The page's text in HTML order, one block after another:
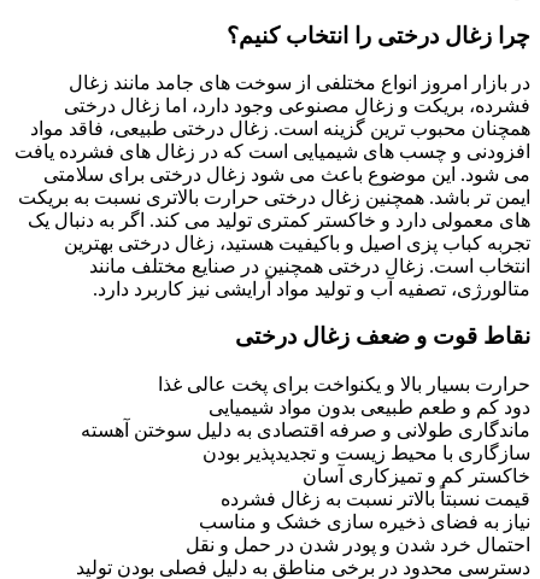
چرا زغال درختی را انتخاب کنیم؟
در بازار امروز انواع مختلفی از سوخت های جامد مانند زغال
فشرده، بریکت و زغال مصنوعی وجود دارد، اما زغال درختی
همچنان محبوب ترین گزینه است. زغال درختی طبیعی، فاقد مواد
افزودنی و چسب های شیمیایی است که در زغال های فشرده یافت
می شود. این موضوع باعث می شود زغال درختی برای سلامتی
ایمن تر باشد. همچنین زغال درختی حرارت بالاتری نسبت به بریکت
های معمولی دارد و خاکستر کمتری تولید می کند. اگر به دنبال یک
تجربه کباب پزی اصیل و باکیفیت هستید، زغال درختی بهترین
انتخاب است. زغال درختی همچنین در صنایع مختلف مانند
متالورژی، تصفیه آب و تولید مواد آرایشی نیز کاربرد دارد.
نقاط قوت و ضعف زغال درختی
حرارت بسیار بالا و یکنواخت برای پخت عالی غذا
دود کم و طعم طبیعی بدون مواد شیمیایی
ماندگاری طولانی و صرفه اقتصادی به دلیل سوختن آهسته
سازگاری با محیط زیست و تجدیدپذیر بودن
خاکستر کم و تمیزکاری آسان
قیمت نسبتاً بالاتر نسبت به زغال فشرده
نیاز به فضای ذخیره سازی خشک و مناسب
احتمال خرد شدن و پودر شدن در حمل و نقل
دسترسی محدود در برخی مناطق به دلیل فصلی بودن تولید